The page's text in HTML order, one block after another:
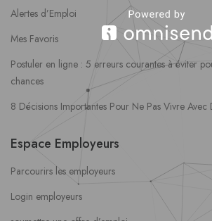
Alertes d’Emploi
Mes Favoris
Postuler en ligne : 5 erreurs courantes à éviter
chances
8 Décisions Importantes Pour Ne Pas Vivre Avec
Espace Employeurs
Parcourirs les employeurs
Login employeurs